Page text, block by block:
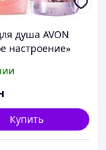
душа AVON
настроение»
Купить